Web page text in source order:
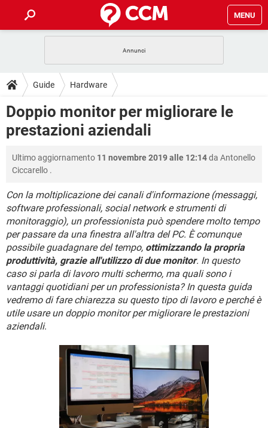
MENU
INTRATTENIMENTO
iOS WINDOWS 10
INSTAGRAM WHATSAPP
HARDWARE
GUIDE
COVID-19
INTRATTENIMENTO ANDROID
INSTAGRAM WHATSAPP
HARDWARE
DOWNLOAD
COVID-19 GAMING
iOS
INSTAGRAM WHATSAPP
TIKTOK FACEBOOK
HARDWARE
FORUM
COVID-19 GAMING
iOS WINDOWS 10
INSTAGRAM WHATSAPP
TIKTOK FACEBOOK
HARDWARE
GLOSSARIO
COVID-19 GAMING
INTRATTENIMENTO ANDROID
iOS WINDOWS 10
INSTAGRAM WHATSAPP
TIKTOK FACEBOOK
HARDWARE
Guide Hardware
Doppio monitor per migliorare le
prestazioni aziendali
Ultimo aggiornamento 11 novembre 2019 alle 12:14da Antonello
Ciccarello .
Con la moltiplicazione dei canali d'informazione (messaggi,
software professionali, social network e strumenti di
monitoraggio), un professionista può spendere molto tempo
per passare da una finestra all'altra del PC. È comunque
possibile guadagnare del tempo, ottimizzando la propria
produttività, grazie all'utilizzo di due monitor. In questo
caso si parla di lavoro multi schermo, ma quali sono i
vantaggi quotidiani per un professionista? In questa guida
vedremo di fare chiarezza su questo tipo di lavoro e perché è
utile usare un doppio monitor per migliorare le prestazioni
aziendali.